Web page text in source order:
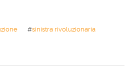
#sinistra rivoluzionaria